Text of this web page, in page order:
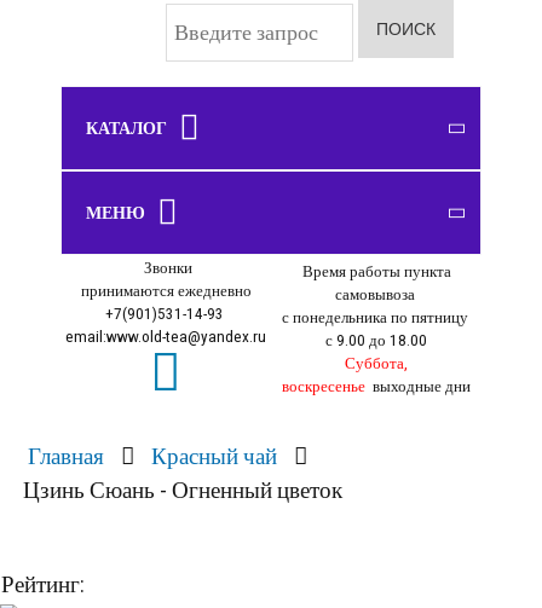
И
к
ь
.
.
ПОИСК
КАТАЛОГ
ЧАЙ
Улун
Белый чай
Зеленый чай
Желтый чай
Красный чай
Черный чай
Связанный чай
Фруктовый чай
ПОСУДА
Чахай
Пиалы
ЧАЙНЫЕ ДОСКИ
ПОДАРКИ
МЕНЮ
О нас
Оплата
Доставка
Самовывоз
Личный кабинет
Как оформить заказ
Звонки
принимаются ежедневно
+7(901)531-14-93
email:www.old-tea@yandex.ru
Время работы пункта
самовывоза
с понедельника по пятницу
с 9.00 до 18.00
Суббота,
воскресенье выходные дни
Главная
Красный чай
Цзинь Сюань - Огненный цветок
Рейтинг: